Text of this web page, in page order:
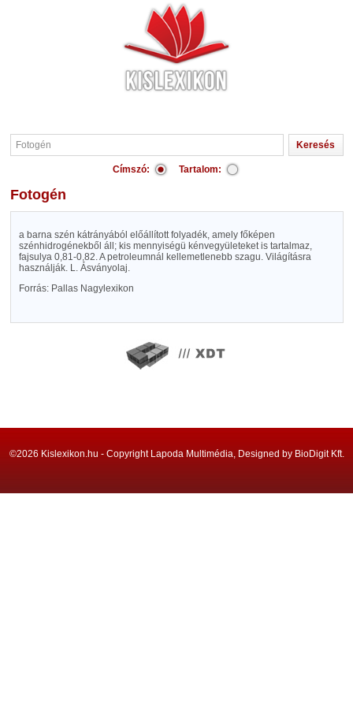
Címszó: Tartalom:
Fotogén
a barna szén kátrányából előállított folyadék, amely főképen
szénhidrogénekből áll; kis mennyiségü kénvegyületeket is tartalmaz,
fajsulya 0,81-0,82. A petroleumnál kellemetlenebb szagu. Világításra
használják. L. Ásványolaj.
Forrás: Pallas Nagylexikon
©2026 Kislexikon.hu - Copyright Lapoda Multimédia, Designed by BioDigit Kft.